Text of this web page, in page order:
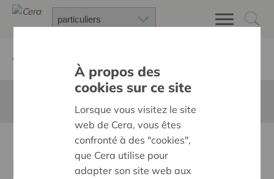
Een dak van doek voor elk
À propos des
cookies sur ce site
Lorsque vous visitez le site
web de Cera, vous êtes
confronté à des "cookies",
que Cera utilise pour
adapter son site web aux